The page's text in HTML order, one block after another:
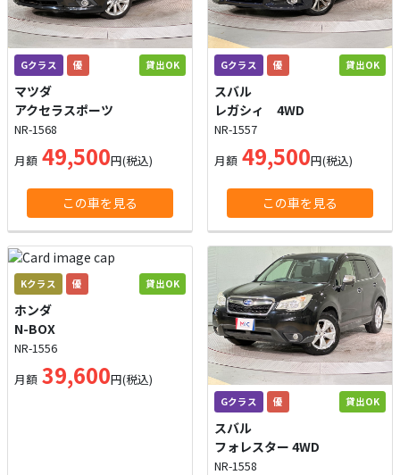
Gクラス 優 貸出OK
マツダ
アクセラスポーツ
NR-1568
月額 49,500円(税込)
この車を見る
Gクラス 優 貸出OK
スバル
レガシィ 4WD
NR-1557
月額 49,500円(税込)
この車を見る
Kクラス 優 貸出OK
ホンダ
N-BOX
NR-1556
月額 39,600円(税込)
Gクラス 優 貸出OK
スバル
フォレスター 4WD
NR-1558